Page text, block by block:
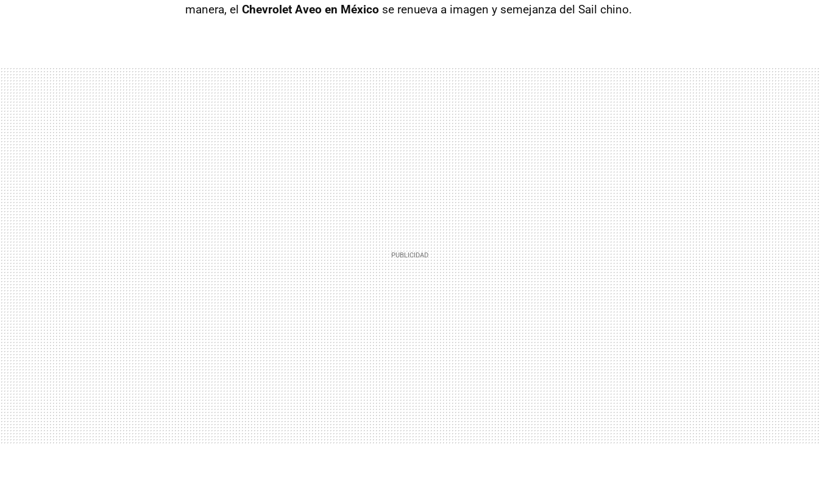
manera, el Chevrolet Aveo en México se renueva a imagen y semejanza del Sail chino.